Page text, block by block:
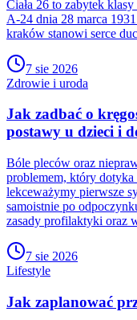
Ciała 26 to zabytek
A-24 dnia 28 marca
kraków stanowi serce
7 sie 2026
Zdrowie i uroda
Jak zadbać o
postawy u dzieci i
Bóle pleców oraz
problemem, który
lekceważymy pierwsze
samoistnie po
zasady profilaktyki oraz
7 sie 2026
Lifestyle
Jak zaplanować